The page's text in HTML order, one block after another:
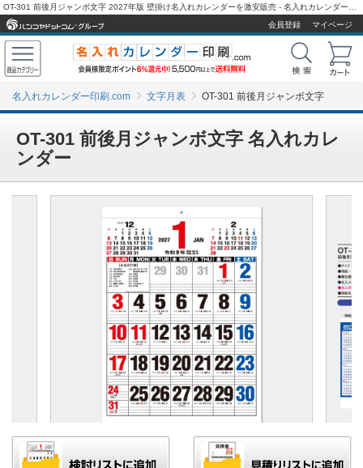
会員登録
マイページ
名入れカレンダー印刷.com 文字月表 OT-301 前後月ジャンボ文字
OT-301 前後月ジャンボ文字 名入れカレ
ンダー